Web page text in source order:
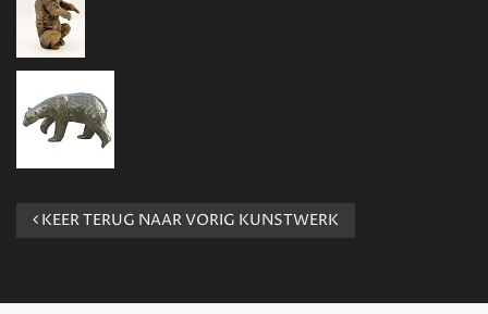
KEER TERUG NAAR VORIG KUNSTWERK